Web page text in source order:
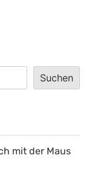
Suchen
mit der Maus